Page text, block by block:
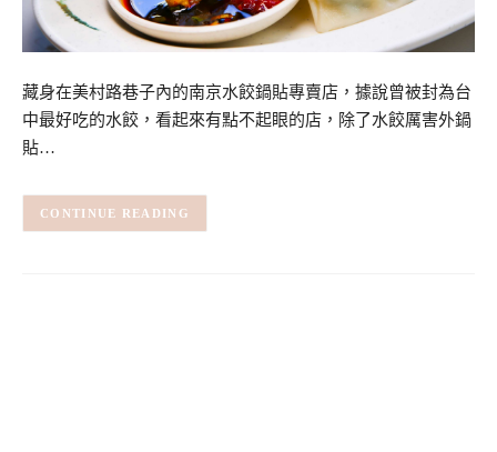
藏身在美村路巷子內的南京水餃鍋貼專賣店，據說曾被封為台
中最好吃的水餃，看起來有點不起眼的店，除了水餃厲害外鍋
貼…
CONTINUE READING